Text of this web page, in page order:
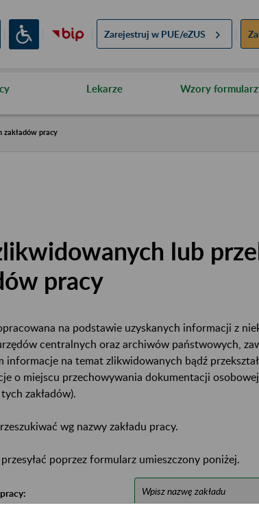
Zarejestruj w PUE/eZUS
Lekarze Wzory
zakładów pracy
lub
pracy
na podstawie uzyskanych informacji z
centralnych oraz archiwów państwowych,
informacje na temat zlikwidowanych bądź
o miejscu przechowywania dokumentacji
zakładów).
wg nazwy zakładu pracy.
poprzez formularz umieszczony poniżej.